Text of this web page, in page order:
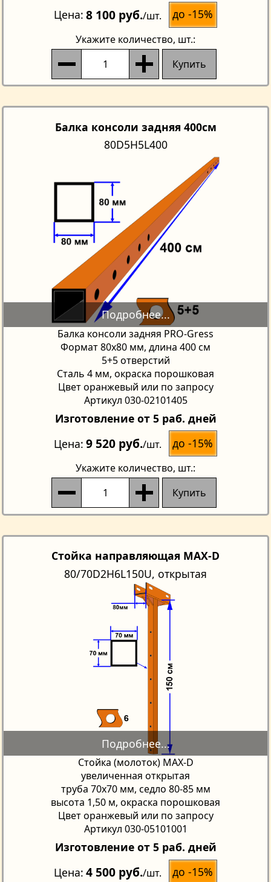
Цена 8 100 руб./шт. до -15%
Укажите количество, шт.:
Купить
Балка консоли задняя 400см
80D5H5L400
Балка консоли задняя PRO-Gress
Формат 80х80 мм, длина 400 см
5+5 отверстий
Сталь 4 мм, окраска порошковая
Цвет оранжевый или по запросу
Артикул 030-02101405
Изготовление от 5 раб. дней
Цена 9 520 руб./шт. до -15%
Укажите количество, шт.:
Купить
Стойка направляющая MAX-D
80/70D2H6L150U, открытая
Стойка (молоток) MAX-D
увеличенная открытая
труба 70х70 мм, седло 80-85 мм
высота 1,50 м, окраска порошковая
Цвет оранжевый или по запросу
Артикул 030-05101001
Изготовление от 5 раб. дней
Цена 4 500 руб./шт. до -15%